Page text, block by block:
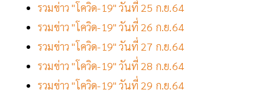
รวมข่าว "โควิด-19" วันที่ 25 ก.ย.64
รวมข่าว "โควิด-19" วันที่ 26 ก.ย.64
รวมข่าว "โควิด-19" วันที่ 27 ก.ย.64
รวมข่าว "โควิด-19" วันที่ 28 ก.ย.64
รวมข่าว "โควิด-19" วันที่ 29 ก.ย.64